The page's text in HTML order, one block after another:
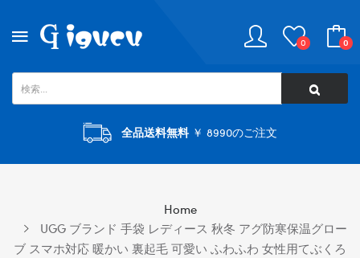
0 0
全品送料無料￥ 8990のご注文
Home
UGG ブランド 手袋 レディース 秋冬 アグ防寒保温グロー
ブ スマホ対応 暖かい 裏起毛 可愛い ふわふわ 女性用てぶくろ